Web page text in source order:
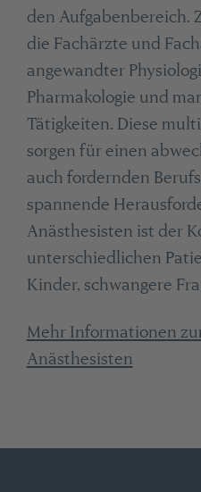
den Aufgabenbereich.
die Fachärzte und
angewandter
Pharmakologie und
Tätigkeiten. Diese
sorgen für einen
auch fordernden
spannende
Anästhesisten ist der
unterschiedlichen
Kinder, schwangere
Mehr Informationen
Anästhesisten